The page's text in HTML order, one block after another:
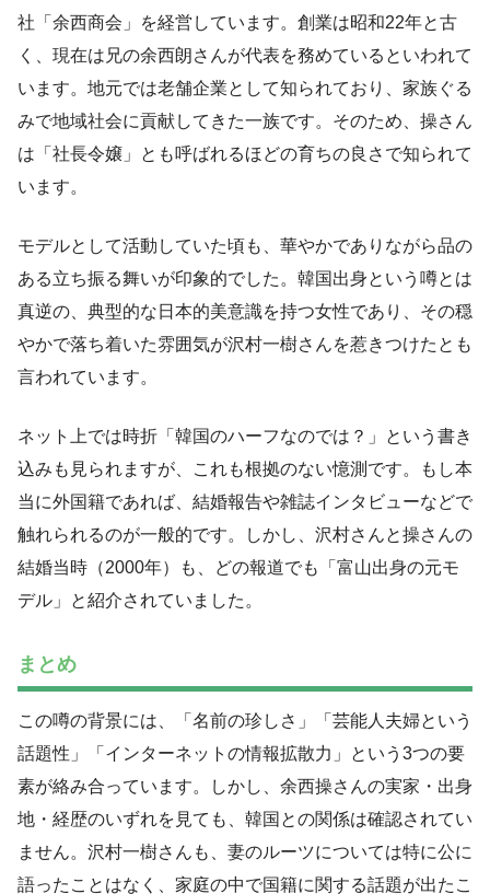
社「余西商会」を経営しています。創業は昭和22年と古
く、現在は兄の余西朗さんが代表を務めているといわれて
います。地元では老舗企業として知られており、家族ぐる
みで地域社会に貢献してきた一族です。そのため、操さん
は「社長令嬢」とも呼ばれるほどの育ちの良さで知られて
います。
モデルとして活動していた頃も、華やかでありながら品の
ある立ち振る舞いが印象的でした。韓国出身という噂とは
真逆の、典型的な日本的美意識を持つ女性であり、その穏
やかで落ち着いた雰囲気が沢村一樹さんを惹きつけたとも
言われています。
ネット上では時折「韓国のハーフなのでは？」という書き
込みも見られますが、これも根拠のない憶測です。もし本
当に外国籍であれば、結婚報告や雑誌インタビューなどで
触れられるのが一般的です。しかし、沢村さんと操さんの
結婚当時（2000年）も、どの報道でも「富山出身の元モ
デル」と紹介されていました。
まとめ
この噂の背景には、「名前の珍しさ」「芸能人夫婦という
話題性」「インターネットの情報拡散力」という3つの要
素が絡み合っています。しかし、余西操さんの実家・出身
地・経歴のいずれを見ても、韓国との関係は確認されてい
ません。沢村一樹さんも、妻のルーツについては特に公に
語ったことはなく、家庭の中で国籍に関する話題が出たこ